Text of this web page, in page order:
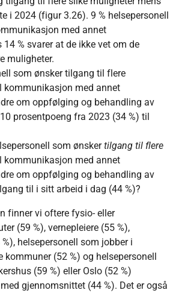
i 2024 (figur 3.26). 9 % helsepersonell
med annet
14 % svarer at de ikke vet om de
muligheter.
som ønsker tilgang til flere
kommunikasjon med annet
om oppfølging og behandling av
prosentpoeng fra 2023 (34 %) til
som ønskertilgang til flere
med annet
om oppfølging og behandling av
til i sitt arbeid i dag (44 %)?
finner vi oftere fysio- eller
(59 %), vernepleiere (55 %),
helsepersonell som jobber i
kommuner (52 %) og helsepersonell
(59 %) eller Oslo (52 %)
gjennomsnittet (44 %). Det er også